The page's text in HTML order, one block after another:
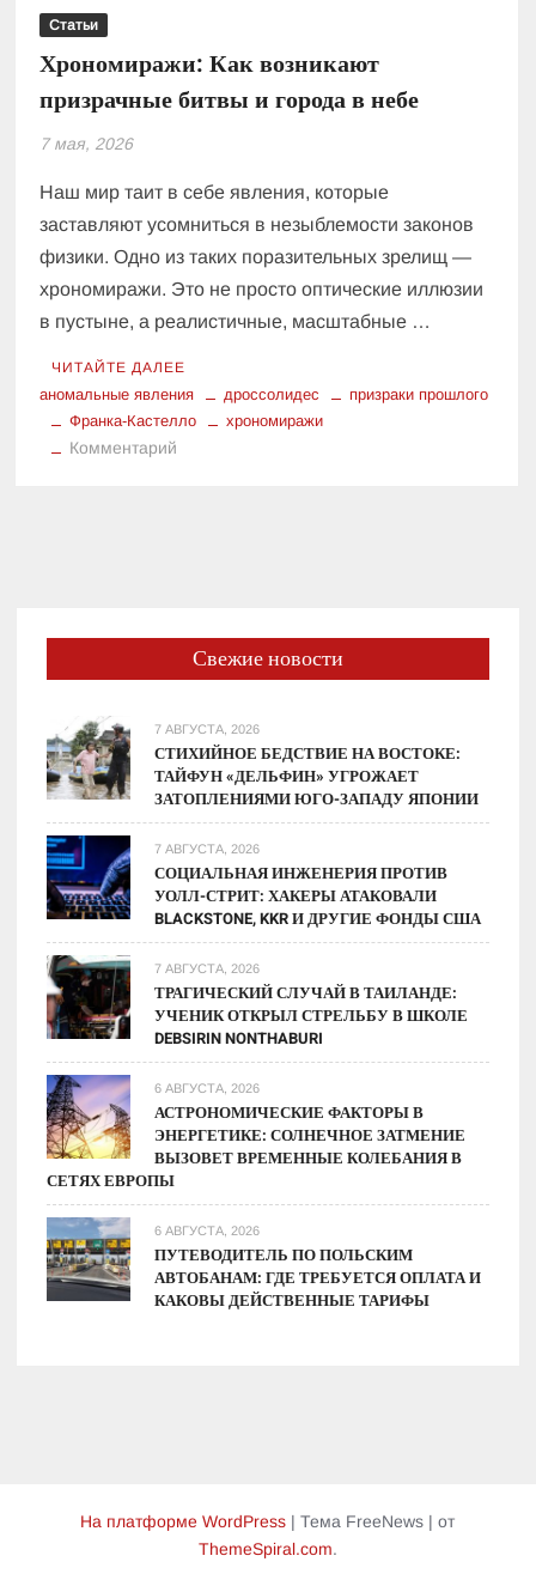
Статьи
Хрономиражи: Как возникают
призрачные битвы и города в небе
7 мая, 2026
Наш мир таит в себе явления, которые
заставляют усомниться в незыблемости законов
физики. Одно из таких поразительных зрелищ —
хрономиражи. Это не просто оптические иллюзии
в пустыне, а реалистичные, масштабные …
ЧИТАЙТЕ ДАЛЕЕ
аномальные явления дроссолидес
призраки прошлого
Франка-Кастелло
хрономиражи
Комментарий
города
Свежие новости
7 АВГУСТА, 2026
СТИХИЙНОЕ БЕДСТВИЕ НА ВОСТОКЕ:
ТАЙФУН «ДЕЛЬФИН» УГРОЖАЕТ
ЗАТОПЛЕНИЯМИ ЮГО-ЗАПАДУ ЯПОНИИ
7 АВГУСТА, 2026
СОЦИАЛЬНАЯ ИНЖЕНЕРИЯ ПРОТИВ
УОЛЛ-СТРИТ: ХАКЕРЫ АТАКОВАЛИ
BLACKSTONE, KKR И ДРУГИЕ ФОНДЫ США
7 АВГУСТА, 2026
ТРАГИЧЕСКИЙ СЛУЧАЙ В ТАИЛАНДЕ:
УЧЕНИК ОТКРЫЛ СТРЕЛЬБУ В ШКОЛЕ
DEBSIRIN NONTHABURI
6 АВГУСТА, 2026
АСТРОНОМИЧЕСКИЕ ФАКТОРЫ В
ЭНЕРГЕТИКЕ: СОЛНЕЧНОЕ ЗАТМЕНИЕ
ВЫЗОВЕТ ВРЕМЕННЫЕ КОЛЕБАНИЯ В
СЕТЯХ ЕВРОПЫ
6 АВГУСТА, 2026
ПУТЕВОДИТЕЛЬ ПО ПОЛЬСКИМ
АВТОБАНАМ: ГДЕ ТРЕБУЕТСЯ ОПЛАТА И
КАКОВЫ ДЕЙСТВЕННЫЕ ТАРИФЫ
На платформе WordPress |Тема FreeNews |от
ThemeSpiral.com.